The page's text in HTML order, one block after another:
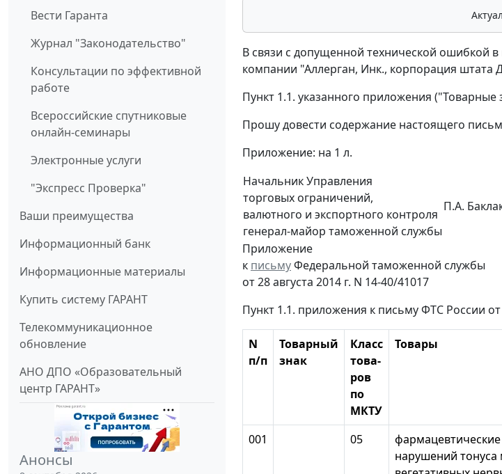
Вести Гаранта
Журнал "Законодательство"
Консультации по эффективной
работе
Всероссийские спутниковые
онлайн-семинары
Электронные услуги
"Экспресс Проверка"
Ваши преимущества
Информационный банк
Информационные материалы
Купить систему ГАРАНТ
Телекоммуникационное
обновление
АНО ДПО «Образовательный
центр ГАРАНТ»
Анонсы
В связи с допущенной технической ошибкой
компании "Аллерган, Инк., корпорация
Пункт 1.1. указанного приложения
Прошу довести содержание настоящего
Приложение: на 1 л.
Начальник Управления
торговых ограничений,
валютного и экспортного контроля
генерал-майор таможенной службы
П.А.
Приложение
к письмуФедеральной таможенной службы
от 28 августа 2014 г. N 14-40/41017
Пункт 1.1. приложения к письму ФТС России
N
п/п
Товарный
знак
Класс
това-
ров
по
МКТУ
Товары
001 05
нарушений